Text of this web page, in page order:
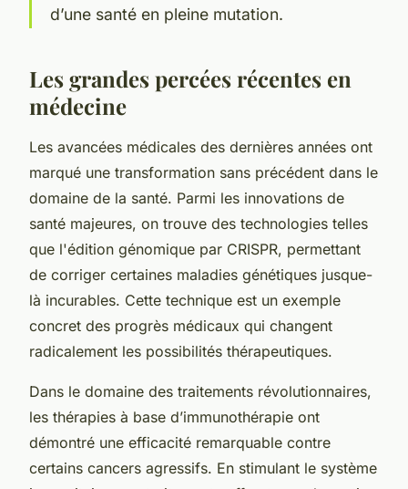
d’une santé en pleine mutation.
Les grandes percées récentes en
médecine
Les avancées médicales des dernières années ont
marqué une transformation sans précédent dans le
domaine de la santé. Parmi les innovations de
santé majeures, on trouve des technologies telles
que l'édition génomique par CRISPR, permettant
de corriger certaines maladies génétiques jusque-
là incurables. Cette technique est un exemple
concret des progrès médicaux qui changent
radicalement les possibilités thérapeutiques.
Dans le domaine des traitements révolutionnaires,
les thérapies à base d’immunothérapie ont
démontré une efficacité remarquable contre
certains cancers agressifs. En stimulant le système